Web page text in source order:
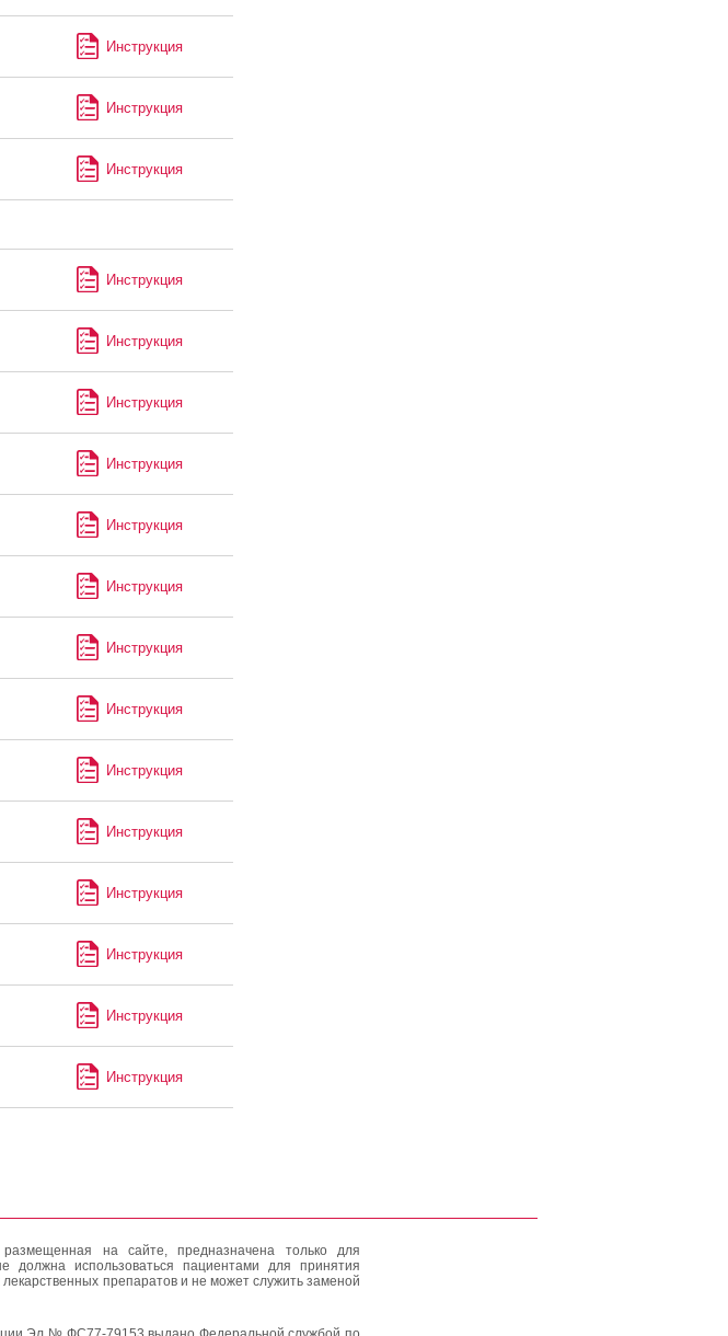
Инструкция
Инструкция
Инструкция
Инструкция
Инструкция
Инструкция
Инструкция
Инструкция
Инструкция
Инструкция
Инструкция
Инструкция
Инструкция
Инструкция
Инструкция
Инструкция
Инструкция
на сайте, предназначена только для
использоваться пациентами для принятия
препаратов и не может служить заменой